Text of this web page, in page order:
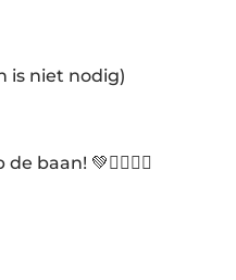
is niet nodig)
baan! 💚🏃‍♀️🏃‍♂️